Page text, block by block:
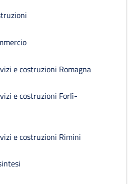
e costruzioni Romagna
e costruzioni Forlì-
e costruzioni Rimini